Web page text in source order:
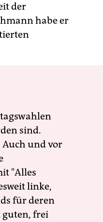
der
habe er
sind.
und vor
"Alles
linke,
für deren
guten, frei